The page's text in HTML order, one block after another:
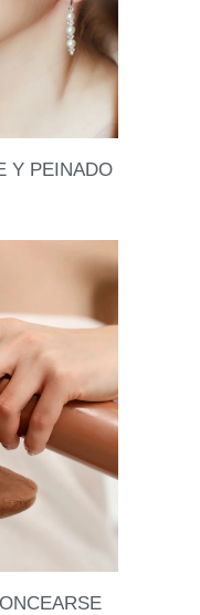
para matrimonios
este post con
peinado y el
Y PEINADO